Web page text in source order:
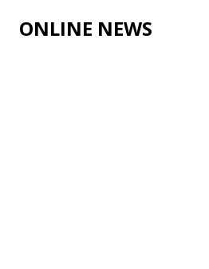
Skip to main
ONLINE NEWS